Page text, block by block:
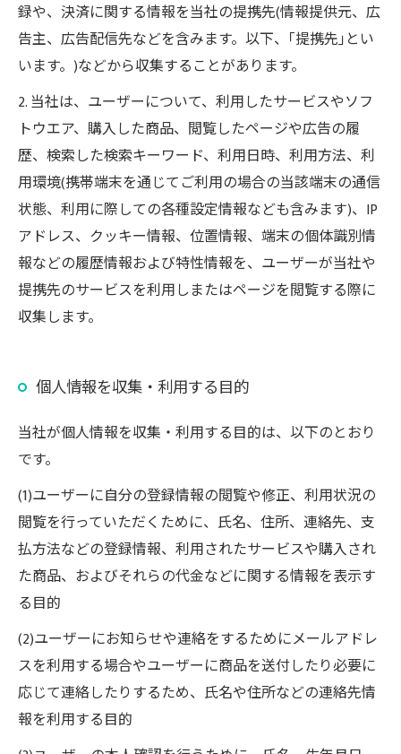
録や、決済に関する情報を当社の提携先(情報提供元、広
告主、広告配信先などを含みます。以下、｢提携先｣とい
います。)などから収集することがあります。
2. 当社は、ユーザーについて、利用したサービスやソフ
トウエア、購入した商品、閲覧したページや広告の履
歴、検索した検索キーワード、利用日時、利用方法、利
用環境(携帯端末を通じてご利用の場合の当該端末の通信
状態、利用に際しての各種設定情報なども含みます)、IP
アドレス、クッキー情報、位置情報、端末の個体識別情
報などの履歴情報および特性情報を、ユーザーが当社や
提携先のサービスを利用しまたはページを閲覧する際に
収集します。
個人情報を収集・利用する目的
当社が個人情報を収集・利用する目的は、以下のとおり
です。
(1)ユーザーに自分の登録情報の閲覧や修正、利用状況の
閲覧を行っていただくために、氏名、住所、連絡先、支
払方法などの登録情報、利用されたサービスや購入され
た商品、およびそれらの代金などに関する情報を表示す
る目的
(2)ユーザーにお知らせや連絡をするためにメールアドレ
スを利用する場合やユーザーに商品を送付したり必要に
応じて連絡したりするため、氏名や住所などの連絡先情
報を利用する目的